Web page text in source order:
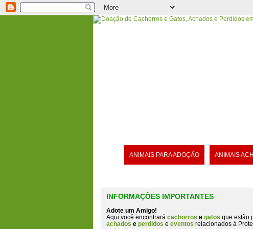
ANIMAIS PARA ADOÇÃO ANIMAIS
INFORMAÇÕES IMPORTANTES
Adote um Amigo!
Aqui você encontrará cachorros e gatos que estão
achados e perdidos e eventos relacionados à